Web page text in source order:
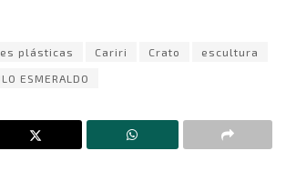
plásticas Cariri Crato escultura
ESMERALDO